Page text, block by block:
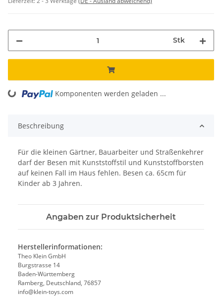
Stk
Komponenten werden geladen ...
Beschreibung
Für die kleinen Gärtner, Bauarbeiter und Straßenkehrer
darf der Besen mit Kunststoffstil und Kunststoffborsten
auf keinen Fall im Haus fehlen. Besen ca. 65cm für
Kinder ab 3 Jahren.
Angaben zur Produktsicherheit
Herstellerinformationen:
Theo Klein GmbH
Burgstrasse 14
Baden-Württemberg
Ramberg, Deutschland, 76857
info@klein-toys.com